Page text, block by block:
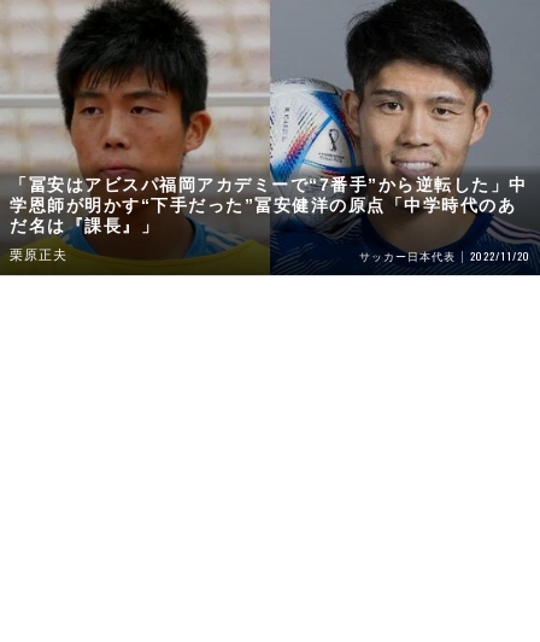
「冨安はアビスパ福岡アカデミーで“7番手”から逆転した」中
学恩師が明かす“下手だった”冨安健洋の原点「中学時代のあ
だ名は『課長』」
栗原正夫 サッカー日本代表 2022/11/20